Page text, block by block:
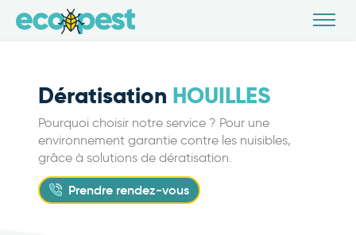
Dératisation HOUILLES
Pourquoi choisir notre service ? Pour une
environnement garantie contre les nuisibles,
grâce à solutions de dératisation.
Prendre rendez-vous